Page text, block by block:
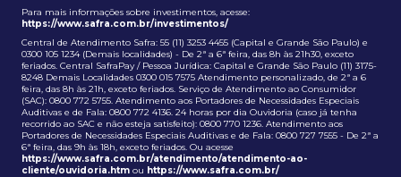
Para mais informações sobre investimentos, acesse:
https://www.safra.com.br/investimentos/
Central de Atendimento Safra: 55 (11) 3253 4455 (Capital e Grande São Paulo) e
0300 105 1234 (Demais localidades) - De 2ª a 6ª feira, das 8h às 21h30, exceto
feriados. Central SafraPay / Pessoa Jurídica: Capital e Grande São Paulo (11) 3175-
8248 Demais Localidades 0300 015 7575 Atendimento personalizado, de 2ª a 6
feira, das 8h às 21h, exceto feriados. Serviço de Atendimento ao Consumidor
(SAC): 0800 772 5755. Atendimento aos Portadores de Necessidades Especiais
Auditivas e de Fala: 0800 772 4136. 24 horas por dia Ouvidoria (caso já tenha
recorrido ao SAC e não esteja satisfeito): 0800 770 1236. Atendimento aos
Portadores de Necessidades Especiais Auditivas e de Fala: 0800 727 7555 - De 2ª a
6ª feira, das 9h às 18h, exceto feriados. Ou acesse
https://www.safra.com.br/atendimento/atendimento-ao-
cliente/ouvidoria.htm ou https://www.safra.com.br/